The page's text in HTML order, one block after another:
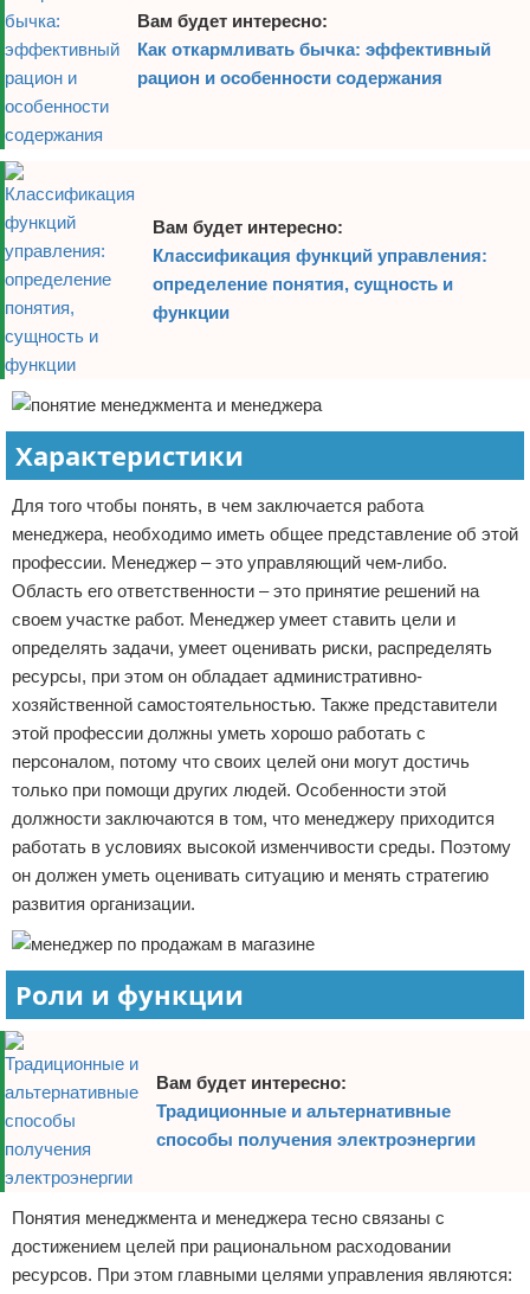
Вам будет интересно:
Как откармливать бычка: эффективный
рацион и особенности содержания
Вам будет интересно:
Классификация функций управления:
определение понятия, сущность и
функции
Характеристики
Для того чтобы понять, в чем заключается работа
менеджера, необходимо иметь общее представление об этой
профессии. Менеджер – это управляющий чем-либо.
Область его ответственности – это принятие решений на
своем участке работ. Менеджер умеет ставить цели и
определять задачи, умеет оценивать риски, распределять
ресурсы, при этом он обладает административно-
хозяйственной самостоятельностью. Также представители
этой профессии должны уметь хорошо работать с
персоналом, потому что своих целей они могут достичь
только при помощи других людей. Особенности этой
должности заключаются в том, что менеджеру приходится
работать в условиях высокой изменчивости среды. Поэтому
он должен уметь оценивать ситуацию и менять стратегию
развития организации.
Роли и функции
Вам будет интересно:
Традиционные и альтернативные
способы получения электроэнергии
Понятия менеджмента и менеджера тесно связаны с
достижением целей при рациональном расходовании
ресурсов. При этом главными целями управления являются: